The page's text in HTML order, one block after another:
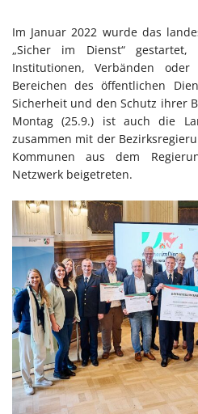
Im Januar 2022 wurde das
„Sicher im Dienst“
Institutionen, Verbänden
Bereichen des öffentlichen
Sicherheit und den Schutz ihrer
Montag (25.9.) ist auch die
zusammen mit der
Kommunen aus dem
Netzwerk beigetreten.